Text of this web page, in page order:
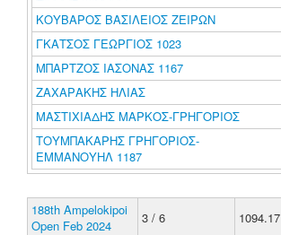
ΚΟΥΒΑΡΟΣ ΒΑΣΙΛΕΙΟΣ ΖΕΙΡΩΝ
ΓΚΑΤΣΟΣ ΓΕΩΡΓΙΟΣ 1023
ΜΠΑΡΤΖΟΣ ΙΑΣΟΝΑΣ 1167
ΖΑΧΑΡΑΚΗΣ ΗΛΙΑΣ
ΜΑΣΤΙΧΙΑΔΗΣ ΜΑΡΚΟΣ-ΓΡΗΓΟΡΙΟΣ
ΤΟΥΜΠΑΚΑΡΗΣ ΓΡΗΓΟΡΙΟΣ-
ΕΜΜΑΝΟΥΗΛ 1187
188th Ampelokipoi
Open Feb 2024
3 / 6 1094.17